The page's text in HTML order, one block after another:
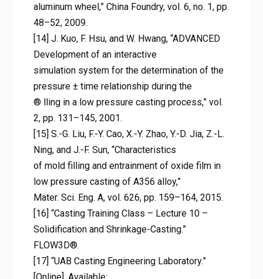
aluminum wheel,” China Foundry, vol. 6, no. 1, pp.
48–52, 2009.
[14] J. Kuo, F. Hsu, and W. Hwang, “ADVANCED
Development of an interactive
simulation system for the determination of the
pressure ± time relationship during the
® lling in a low pressure casting process,” vol.
2, pp. 131–145, 2001.
[15] S.-G. Liu, F.-Y. Cao, X.-Y. Zhao, Y.-D. Jia, Z.-L.
Ning, and J.-F. Sun, “Characteristics
of mold filling and entrainment of oxide film in
low pressure casting of A356 alloy,”
Mater. Sci. Eng. A, vol. 626, pp. 159–164, 2015.
[16] “Casting Training Class – Lecture 10 –
Solidification and Shrinkage-Casting.”
FLOW3D®.
[17] “UAB Casting Engineering Laboratory.”